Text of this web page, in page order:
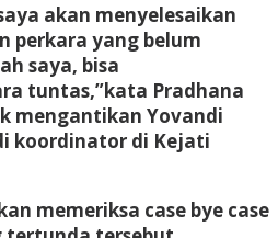
akan menyelesaikan
perkara yang belum
saya, bisa
tuntas,”kata Pradhana
mengantikan Yovandi
koordinator di Kejati
memeriksa case bye case